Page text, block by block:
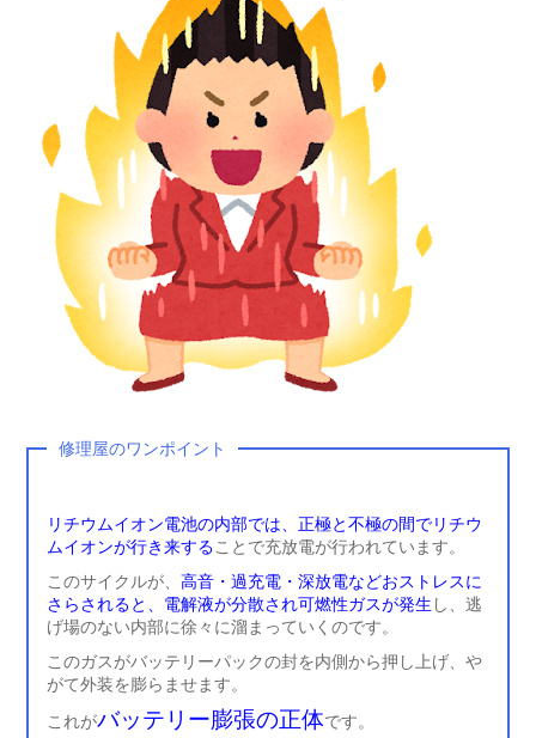
修理屋のワンポイント
リチウムイオン電池の内部では、正極と不極の間でリチウ
ムイオンが行き来することで充放電が行われています。
このサイクルが、 高音・過充電・深放電などおストレスに
さらされると、電解液が分散され可燃性ガスが発生 し、逃
げ場のない内部に徐々に溜まっていくのです。
このガスがバッテリーパックの封を内側から押し上げ、や
がて外装を膨らませます。
これがバッテリー膨張の正体です。